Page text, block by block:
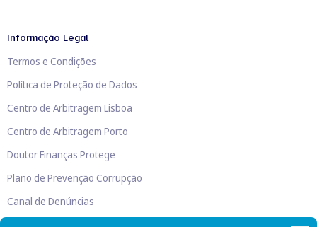
Informação Legal
Termos e Condições
Política de Proteção de Dados
Centro de Arbitragem Lisboa
Centro de Arbitragem Porto
Doutor Finanças Protege
Plano de Prevenção Corrupção
Canal de Denúncias